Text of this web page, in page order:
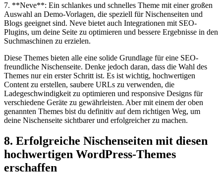
7. **Neve**: Ein schlankes und schnelles Theme⁢ mit ‌einer ​großen‌
Auswahl an Demo-Vorlagen, die speziell für Nischenseiten und
⁤Blogs ​geeignet sind. Neve ⁤bietet auch Integrationen​ mit SEO-
Plugins,⁢ um deine Seite zu optimieren und bessere Ergebnisse in den
Suchmaschinen zu‌ erzielen.
Diese Themes bieten alle eine ⁤solide Grundlage für eine SEO-
freundliche Nischenseite. Denke jedoch daran, dass die ⁢Wahl des
Themes nur ein‍ erster⁤ Schritt ist. Es ist wichtig, hochwertigen
Content zu erstellen, saubere URLs ⁢zu verwenden, die‌
Ladegeschwindigkeit zu optimieren‌ und‍ responsive Designs für
verschiedene ⁣Geräte ‍zu gewährleisten. Aber mit einem der oben
genannten Themes bist du⁤ definitiv auf dem richtigen Weg, um
deine Nischenseite ​sichtbarer und ⁢erfolgreicher zu machen.
8.‍ Erfolgreiche Nischenseiten mit diesen
⁣hochwertigen WordPress-Themes
erschaffen